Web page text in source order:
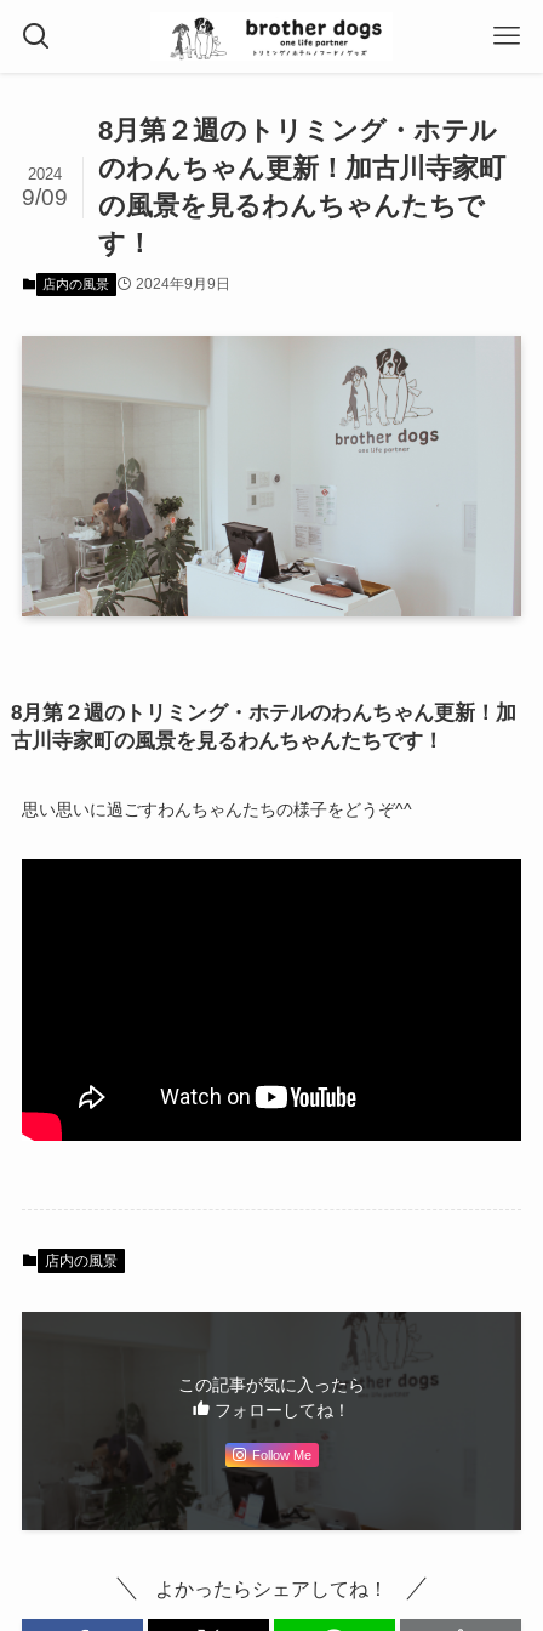
8月第２週のトリミング・ホテル
のわんちゃん更新！加古川寺家町
の風景を見るわんちゃんたちで
す！
2024
9/09
店内の風景 2024年9月9日
8月第２週のトリミング・ホテルのわんちゃん更新！加
古川寺家町の風景を見るわんちゃんたちです！
思い思いに過ごすわんちゃんたちの様子をどうぞ^^
店内の風景
この記事が気に入ったら
フォローしてね！
Follow Me
よかったらシェアしてね！